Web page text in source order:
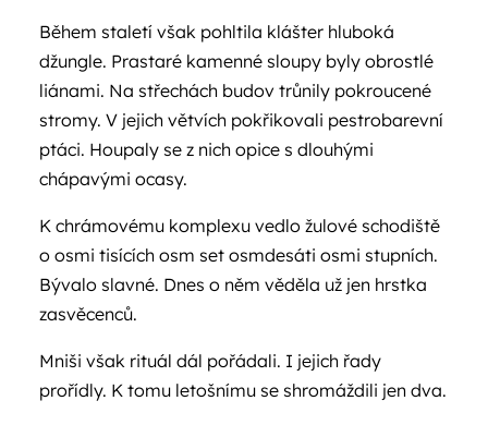
Během staletí však pohltila klášter hluboká
džungle. Prastaré kamenné sloupy byly obrostlé
liánami. Na střechách budov trůnily pokroucené
stromy. V jejich větvích pokřikovali pestrobarevní
ptáci. Houpaly se z nich opice s dlouhými
chápavými ocasy.
K chrámovému komplexu vedlo žulové schodiště
o osmi tisících osm set osmdesáti osmi stupních.
Bývalo slavné. Dnes o něm věděla už jen hrstka
zasvěcenců.
Mniši však rituál dál pořádali. I jejich řady
prořídly. K tomu letošnímu se shromáždili jen dva.